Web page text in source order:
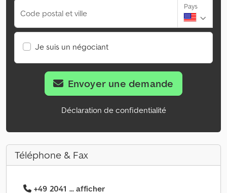
Code postal et ville
Pays
Je suis un négociant
Envoyer une demande
Déclaration de confidentialité
Téléphone & Fax
+49 2041 ... afficher